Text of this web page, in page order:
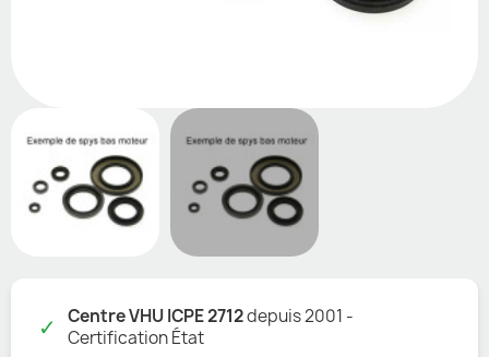
✓ Centre VHU ICPE 2712depuis 2001 -
Certification État